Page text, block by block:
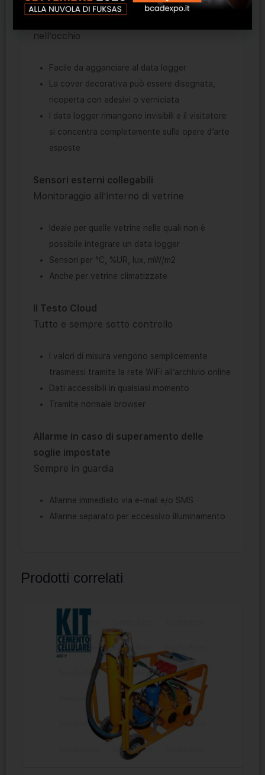
Cover decorativa personalizzabile
nell’occhio
Facile da agganciare al data logger
La cover decorativa può essere disegnata,
ricoperta con adesivi o verniciata
I data logger rimangono invisibili e il visitatore
si concentra completamente sulle opere d’arte
esposte
Sensori esterni collegabili
Monitoraggio all’interno di vetrine
Ideale per quelle vetrine nelle quali non è
possibile integrare un data logger
Sensori per °C, %UR, lux, mW/m2
Anche per vetrine climatizzate
Il Testo Cloud
Tutto e sempre sotto controllo
I valori di misura vengono semplicemente
trasmessi tramite la rete WiFi all’archivio online
Dati accessibili in qualsiasi momento
Tramite normale browser
Allarme in caso di superamento delle
soglie impostate
Sempre in guardia
Allarme immediato via e-mail e/o SMS
Allarme separato per eccessivo illuminamento
Prodotti correlati